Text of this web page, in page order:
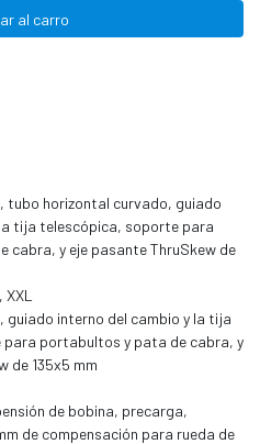
al carro
tubo horizontal curvado, guiado
tija telescópica, soporte para
cabra, y eje pasante ThruSkew de
guiado interno del cambio y la tija
portabultos y pata de cabra, y
de 135x5 mm
de bobina, precarga,
de compensación para rueda de